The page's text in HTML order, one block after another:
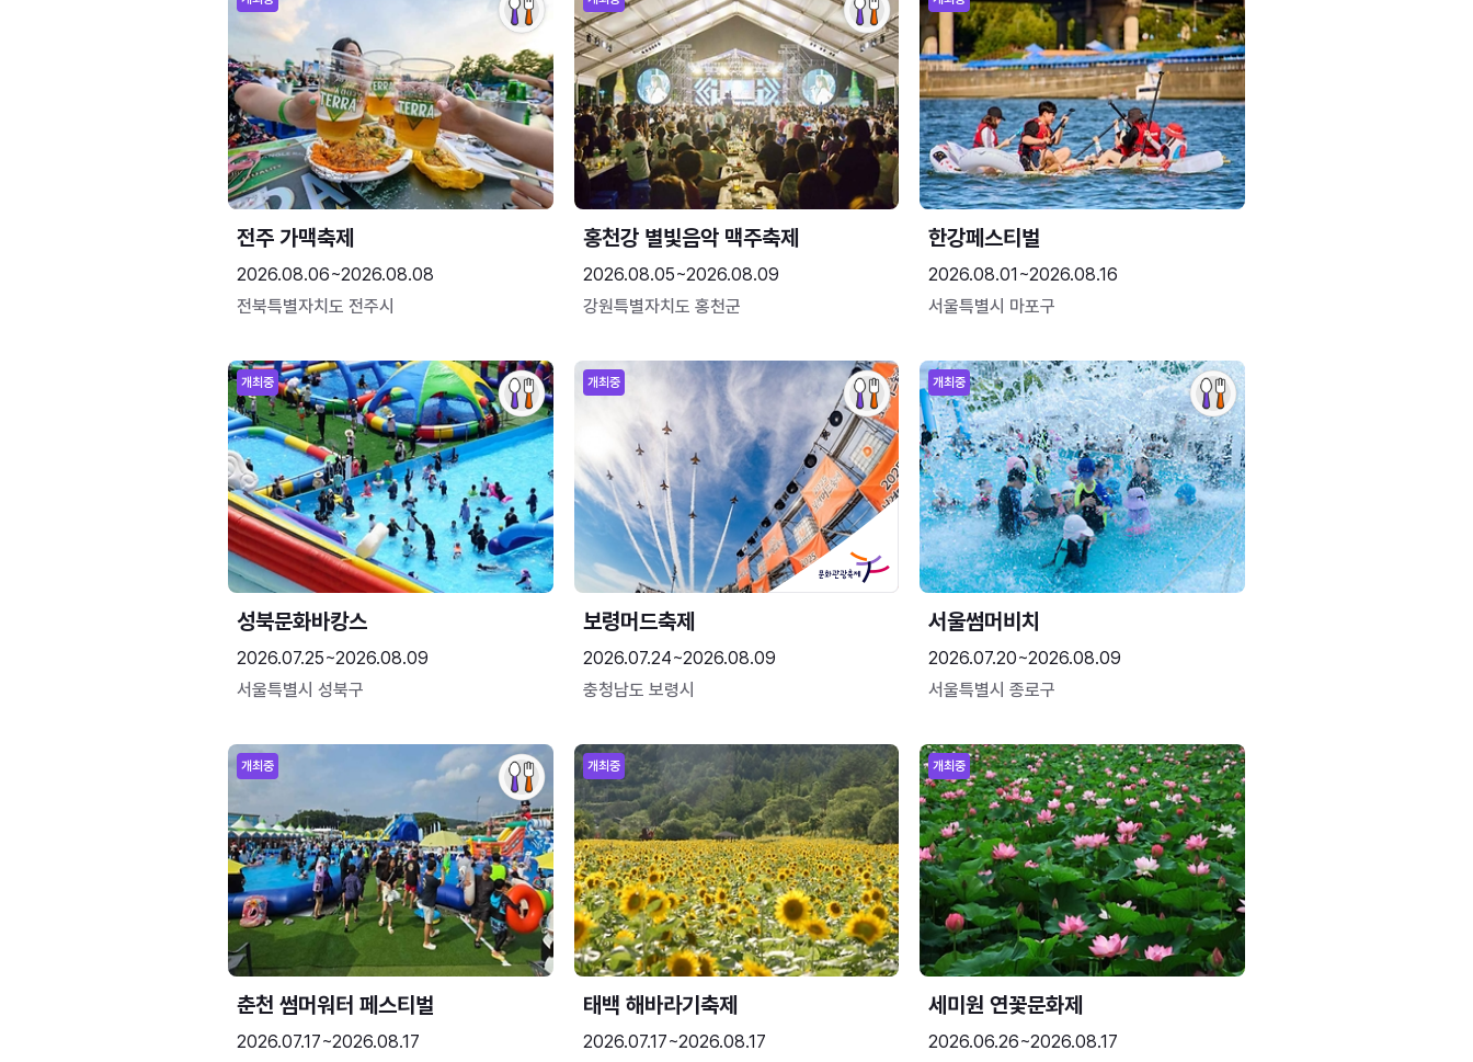
전주 가맥축제
2026.08.06~2026.08.08
전북특별자치도 전주시
홍천강 별빛음악 맥주축제
2026.08.05~2026.08.09
강원특별자치도 홍천군
한강페스티벌
2026.08.01~2026.08.16
서울특별시 마포구
개최중
성북문화바캉스
2026.07.25~2026.08.09
서울특별시 성북구
개최중
보령머드축제
2026.07.24~2026.08.09
충청남도 보령시
개최중
서울썸머비치
2026.07.20~2026.08.09
서울특별시 종로구
개최중
춘천 썸머워터 페스티벌
2026.07.17~2026.08.17
개최중
태백 해바라기축제
2026.07.17~2026.08.17
개최중
세미원 연꽃문화제
2026.06.26~2026.08.17